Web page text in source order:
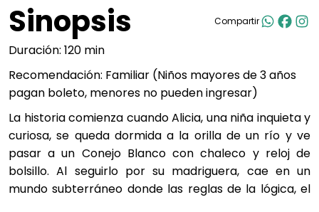
Sinopsis Compartir
Duración: 120 min
Recomendación: Familiar (Niños mayores de 3 años
pagan boleto, menores no pueden ingresar)
La historia comienza cuando Alicia, una niña inquieta y
curiosa, se queda dormida a la orilla de un río y ve
pasar a un Conejo Blanco con chaleco y reloj de
bolsillo. Al seguirlo por su madriguera, cae en un
mundo subterráneo donde las reglas de la lógica, el